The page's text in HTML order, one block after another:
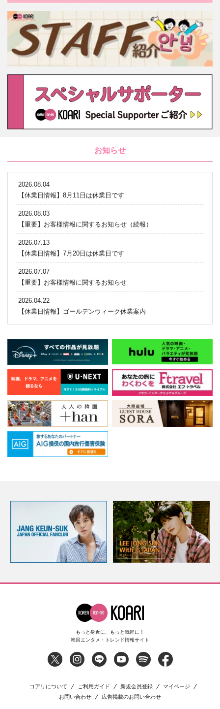
お知らせ
2026.08.04
【休業日情報】8月11日は休業日です
2026.08.03
【重要】お客様情報に関するお知らせ（続報）
2026.07.13
【休業日情報】7月20日は休業日です
2026.07.07
【重要】お客様情報に関するお知らせ
2026.04.22
【休業日情報】ゴールデンウィーク休業案内
もっと身近に、もっと気軽に！
韓国エンタメ・トレンド情報サイト
コアリについて ご利用ガイド 新規会員登録
マイページ
お問い合わせ
広告掲載のお問い合わせ